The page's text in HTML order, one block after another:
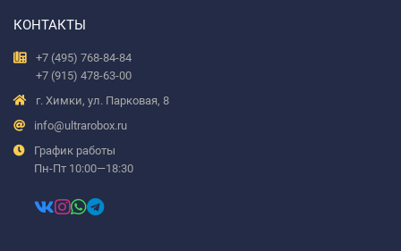
КОНТАКТЫ
+7 (495) 768-84-84
+7 (915) 478-63-00
г. Химки, ул. Парковая, 8
info@ultrarobox.ru
График работы
Пн-Пт 10:00—18:30